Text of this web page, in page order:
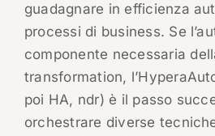
guadagnare in efficienza
processi di business. Se
componente necessaria
transformation,
poi HA, ndr) è il passo
orchestrare diverse